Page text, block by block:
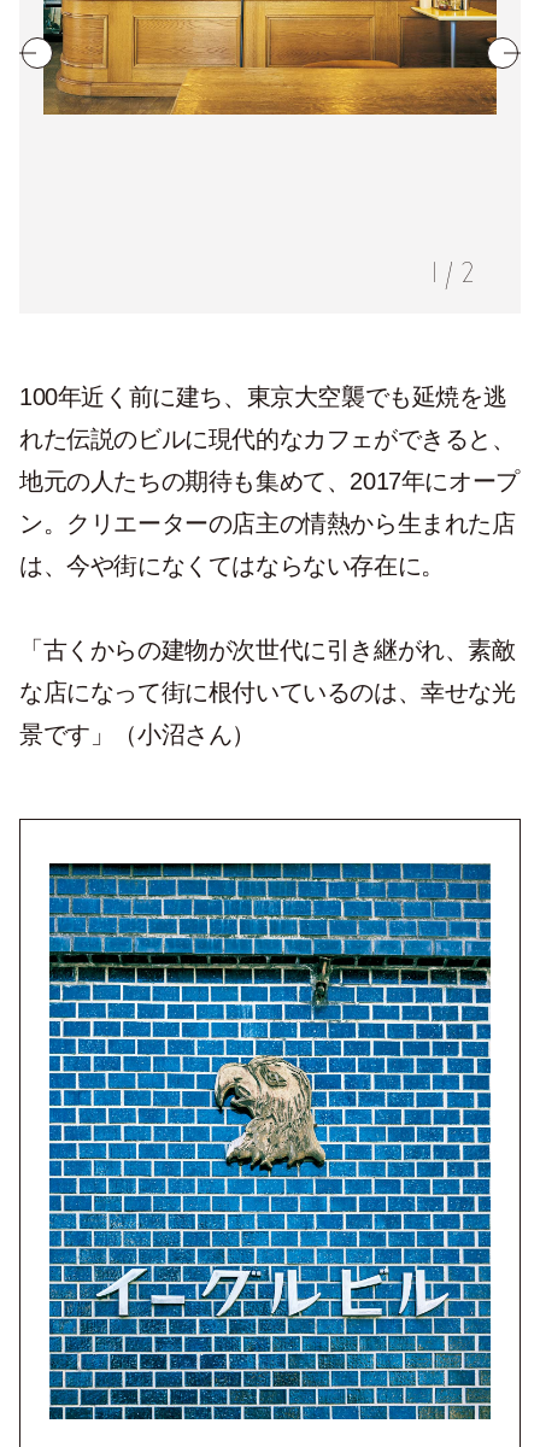
/ 2
100年近く前に建ち、東京大空襲でも延焼を逃
れた伝説のビルに現代的なカフェができると、
地元の人たちの期待も集めて、2017年にオープ
ン。クリエーターの店主の情熱から生まれた店
は、今や街になくてはならない存在に。
「古くからの建物が次世代に引き継がれ、素敵
な店になって街に根付いているのは、幸せな光
景です」（小沼さん）